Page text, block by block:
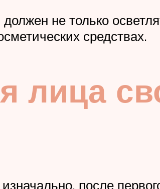
не только
средствах.
лица
после